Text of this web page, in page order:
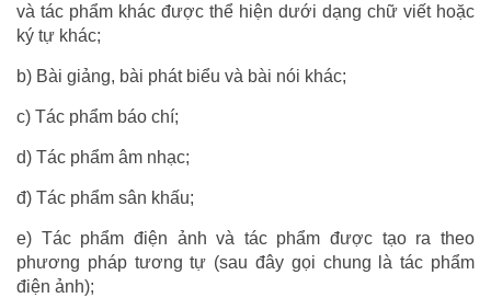
và tác phẩm khác được thể hiện dưới dạng chữ viết hoặc
ký tự khác;
b) Bài giảng, bài phát biểu và bài nói khác;
c) Tác phẩm báo chí;
d) Tác phẩm âm nhạc;
đ) Tác phẩm sân khấu;
e) Tác phẩm điện ảnh và tác phẩm được tạo ra theo
phương pháp tương tự (sau đây gọi chung là tác phẩm
điện ảnh);